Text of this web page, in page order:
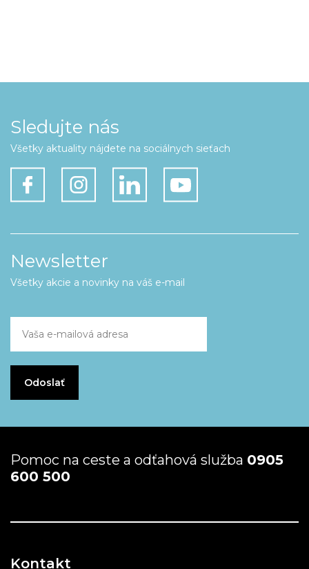
Sledujte nás
Všetky aktuality nájdete na sociálnych sieťach
Newsletter
Všetky akcie a novinky na váš e-mail
Pomoc na ceste a odťahová služba 0905
600 500
Kontakt